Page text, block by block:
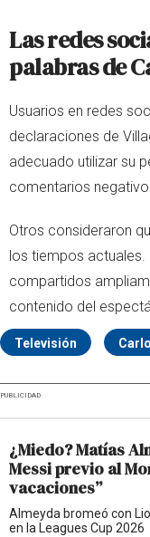
Las redes
palabras de
Usuarios en redes
declaraciones de
adecuado utilizar su
comentarios
Otros consideraron
los tiempos
compartidos
contenido del
Televisión
PUBLICIDAD
¿Miedo? Matías
Messi previo al
vacaciones”
Almeyda bromeó con
en la Leagues Cup 2026